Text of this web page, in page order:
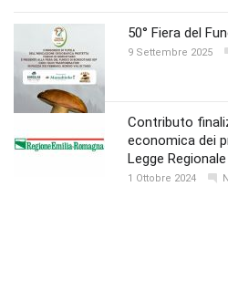
50° Fiera del
9 Settembre 2025
Contributo
economica dei
Legge
1 Ottobre 2024